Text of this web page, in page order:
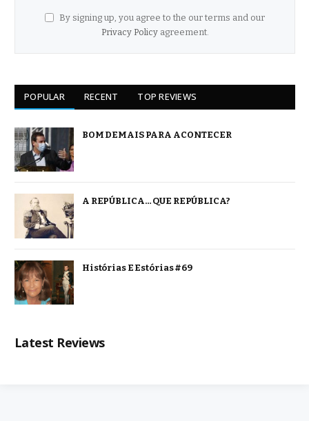
By signing up, you agree to the our terms and our
Privacy Policyagreement.
POPULAR RECENT TOP REVIEWS
BOM DEMAIS PARA ACONTECER
A REPÚBLICA… QUE REPÚBLICA?
Histórias E Estórias #69
Latest Reviews